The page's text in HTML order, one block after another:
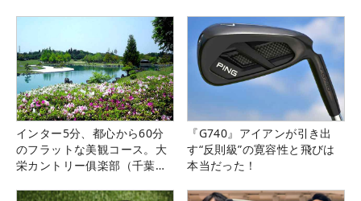
インター5分、都心から60分
のフラットな美観コース。大
栄カントリー俱楽部（千葉
『G740』アイアンが引き出
す“反則級”の寛容性と飛びは
本当だった！